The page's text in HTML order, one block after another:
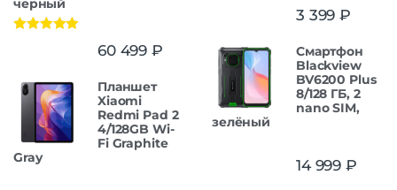
черный
60 499 ₽
Планшет
Xiaomi
Redmi Pad 2
4/128GB Wi-
Fi Graphite
Gray
3 399 ₽
Смартфон
Blackview
BV6200 Plus
8/128 ГБ, 2
nano SIM,
зелёный
14 999 ₽